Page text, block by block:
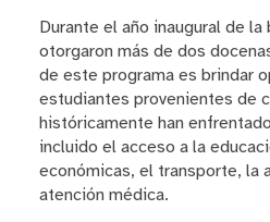
Durante el año inaugural de
otorgaron más de dos
de este programa es brindar
estudiantes provenientes de
históricamente han
incluido el acceso a la
económicas, el transporte, la
atención médica.